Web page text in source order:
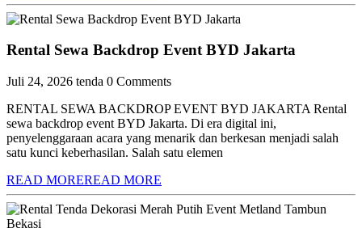
Rental Sewa Backdrop Event BYD Jakarta
Juli 24, 2026 tenda 0 Comments
RENTAL SEWA BACKDROP EVENT BYD JAKARTA Rental
sewa backdrop event BYD Jakarta. Di era digital ini,
penyelenggaraan acara yang menarik dan berkesan menjadi salah
satu kunci keberhasilan. Salah satu elemen
READ MOREREAD MORE